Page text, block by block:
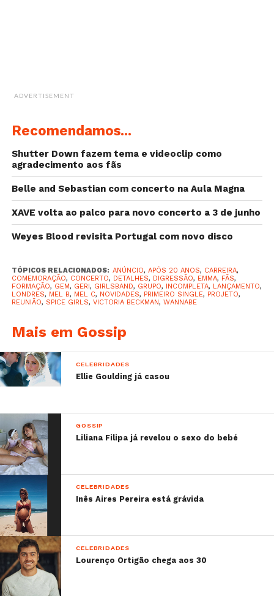
ADVERTISEMENT
Recomendamos...
Shutter Down fazem tema e videoclip como
agradecimento aos fãs
Belle and Sebastian com concerto na Aula Magna
XAVE volta ao palco para novo concerto a 3 de junho
Weyes Blood revisita Portugal com novo disco
TÓPICOS RELACIONADOS: ANÚNCIO, APÓS 20 ANOS, CARREIRA,
COMEMORAÇÃO, CONCERTO, DETALHES, DIGRESSÃO, EMMA, FÃS,
FORMAÇÃO, GEM, GERI, GIRLSBAND, GRUPO, INCOMPLETA, LANÇAMENTO,
LONDRES, MEL B, MEL C, NOVIDADES, PRIMEIRO SINGLE, PROJETO,
REUNIÃO, SPICE GIRLS, VICTORIA BECKMAN, WANNABE
Mais em Gossip
CELEBRIDADES
Ellie Goulding já casou
GOSSIP
Liliana Filipa já revelou o sexo do bebé
CELEBRIDADES
Inês Aires Pereira está grávida
CELEBRIDADES
Lourenço Ortigão chega aos 30